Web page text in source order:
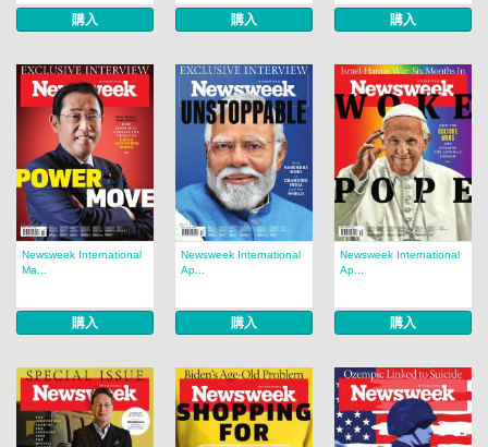
購入 購入 購入
Newsweek International
Ma...
購入
Newsweek International
Ap...
購入
Newsweek International
Ap...
購入